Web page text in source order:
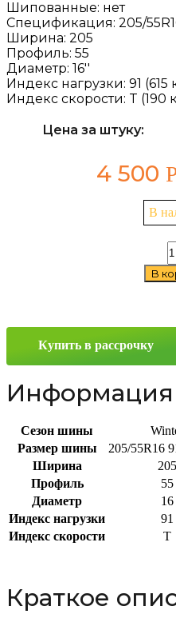
Шипованные: нет
Спецификация: 205/
Ширина: 205
Профиль: 55
Диаметр: 16''
Индекс нагрузки: 91 (615
Индекс скорости: T (190
Цена за штуку:
4 500
В
В
Купить в рассрочку
Информация
Сезон шины
Размер шины
205/55R16
Ширина
205
Профиль
55
Диаметр
16
Индекс нагрузки
91
Индекс скорости
T
Краткое